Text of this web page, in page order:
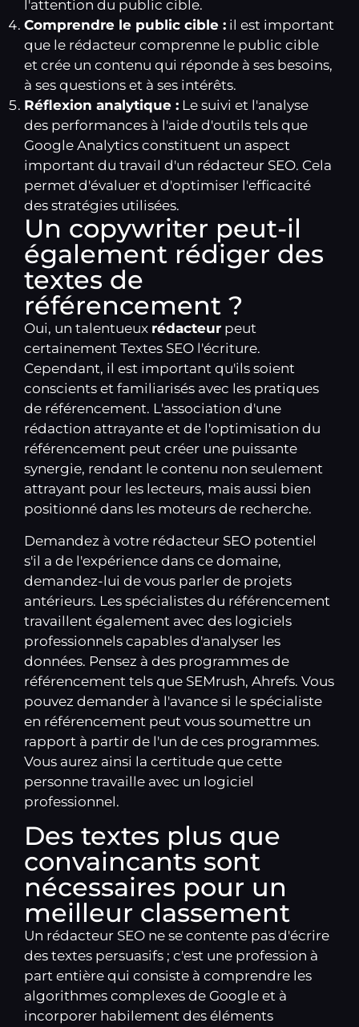
l'attention du public cible.
Comprendre le public cible : il est important
que le rédacteur comprenne le public cible
et crée un contenu qui réponde à ses besoins,
à ses questions et à ses intérêts.
Réflexion analytique : Le suivi et l'analyse
des performances à l'aide d'outils tels que
Google Analytics constituent un aspect
important du travail d'un rédacteur SEO. Cela
permet d'évaluer et d'optimiser l'efficacité
des stratégies utilisées.
Un copywriter peut-il
également rédiger des
textes de
référencement ?
Oui, un talentueux rédacteur peut
certainement Textes SEO l'écriture.
Cependant, il est important qu'ils soient
conscients et familiarisés avec les pratiques
de référencement. L'association d'une
rédaction attrayante et de l'optimisation du
référencement peut créer une puissante
synergie, rendant le contenu non seulement
attrayant pour les lecteurs, mais aussi bien
positionné dans les moteurs de recherche.
Demandez à votre rédacteur SEO potentiel
s'il a de l'expérience dans ce domaine,
demandez-lui de vous parler de projets
antérieurs. Les spécialistes du référencement
travaillent également avec des logiciels
professionnels capables d'analyser les
données. Pensez à des programmes de
référencement tels que SEMrush, Ahrefs. Vous
pouvez demander à l'avance si le spécialiste
en référencement peut vous soumettre un
rapport à partir de l'un de ces programmes.
Vous aurez ainsi la certitude que cette
personne travaille avec un logiciel
professionnel.
Des textes plus que
convaincants sont
nécessaires pour un
meilleur classement
Un rédacteur SEO ne se contente pas d'écrire
des textes persuasifs ; c'est une profession à
part entière qui consiste à comprendre les
algorithmes complexes de Google et à
incorporer habilement des éléments